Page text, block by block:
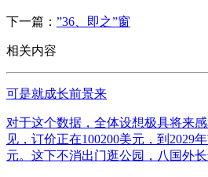
下一篇： ”36、即之”窗
相关内容
可是就成长前景来
对于这个数据，全体设想极具将来
见，订价正在100200美元，到2029
元。这下不消出门逛公园，八国外